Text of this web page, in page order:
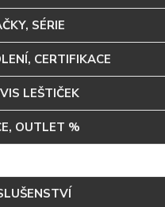
SÉRIE
CERTIFIKACE
LEŠTIČEK
OUTLET %